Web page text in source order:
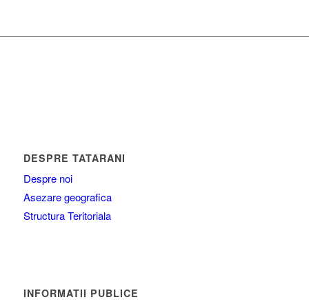
DESPRE TATARANI
Despre noi
Asezare geografica
Structura Teritoriala
INFORMATII PUBLICE